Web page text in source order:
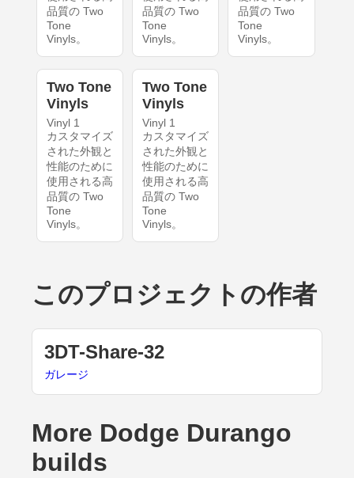
品質の Two
Tone
Vinyls。
品質の Two
Tone
Vinyls。
品質の Two
Tone
Vinyls。
Two Tone
Vinyls
Vinyl 1
カスタマイズ
された外観と
性能のために
使用される高
品質の Two
Tone
Vinyls。
Two Tone
Vinyls
Vinyl 1
カスタマイズ
された外観と
性能のために
使用される高
品質の Two
Tone
Vinyls。
このプロジェクトの作者
3DT-Share-32
ガレージ
More Dodge Durango
builds